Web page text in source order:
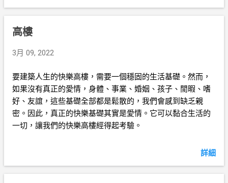
高樓
3月 09, 2022
要建築人生的快樂高樓，需要一個穩固的生活基礎。然而，
如果沒有真正的愛情，身體、事業、婚姻、孩子、閒暇、嗜
好、友誼，這些基礎全部都是鬆散的，我們會感到缺乏親
密。因此，真正的快樂基礎其實是愛情。它可以黏合生活的
一切，讓我們的快樂高樓經得起考驗。
詳細